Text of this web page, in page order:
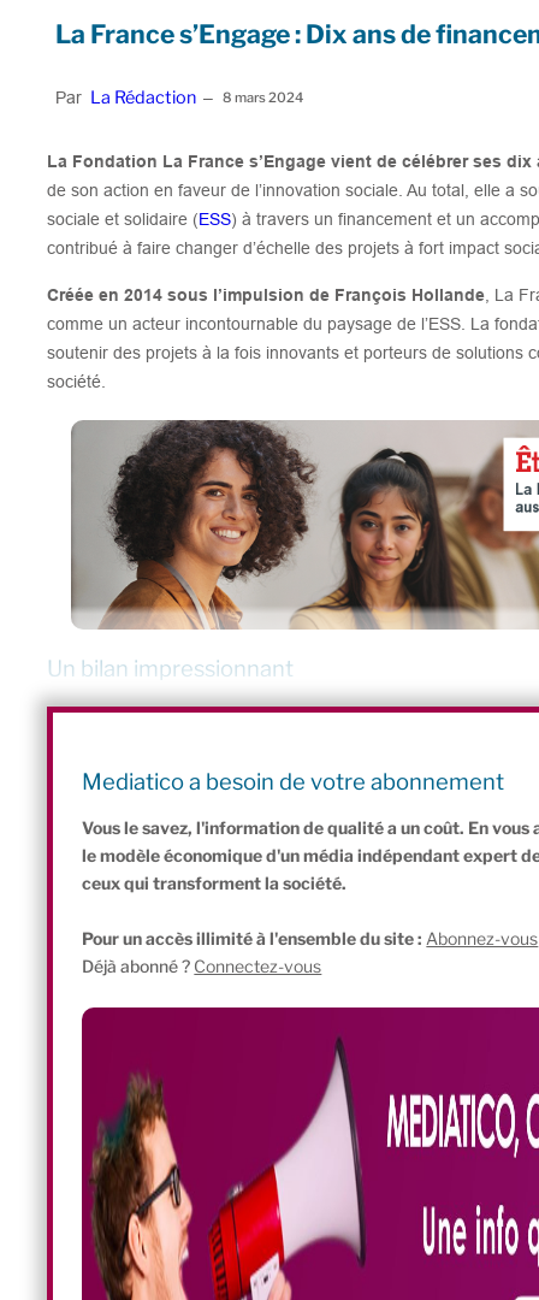
La France s’Engage : Dix ans de
Par La Rédaction – 8 mars 2024
La Fondation La France s’Engage vient de célébrer ses dix
de son action en faveur de l’innovation sociale. Au total, elle a
sociale et solidaire (ESS) à travers un financement et un
contribué à faire changer d’échelle des projets à fort impact
Créée en 2014 sous l’impulsion de François Hollande , La
comme un acteur incontournable du paysage de l’ESS. La
soutenir des projets à la fois innovants et porteurs de solutions
société.
Un bilan impressionnant
Parmi ses lauréats emblématiques, figurent notamment
233 structures réparties sur l’ensemble du territoire français et
Mediatico a besoin de votre abonnement
Vous le savez, l'information de qualité a un coût. En
le modèle économique d'un média indépendant expert
ceux qui transforment la société.
Pour un accès illimité à l'ensemble du site : Abonnez-vous
Déjà abonné ? Connectez-vous